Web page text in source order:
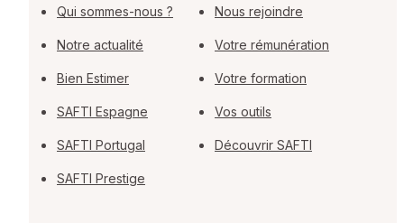
Qui sommes-nous ?
Notre actualité
Bien Estimer
SAFTI Espagne
SAFTI Portugal
SAFTI Prestige
Nous rejoindre
Votre rémunération
Votre formation
Vos outils
Découvrir SAFTI